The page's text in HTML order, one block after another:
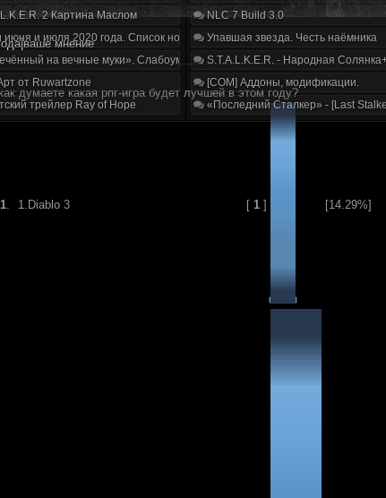
2 Картина Маслом
июня и июля 2020 года. Список нововведений
на вечные муки». Слабоумие и отвага
от Ruwartzone
трейлер Ray of Hope
NLC 7 Build 3.0
Упавшая звезда. Честь наёмника
S.T.A.L.K.E.R. - Народная
[COM] Аддоны, модификации.
«Последний Сталкер» - [Last
мнение
как думаете какая рпг-игра будет лучшей в этом году?
1. 1.Diablo 3 [ 1] [14.29%]